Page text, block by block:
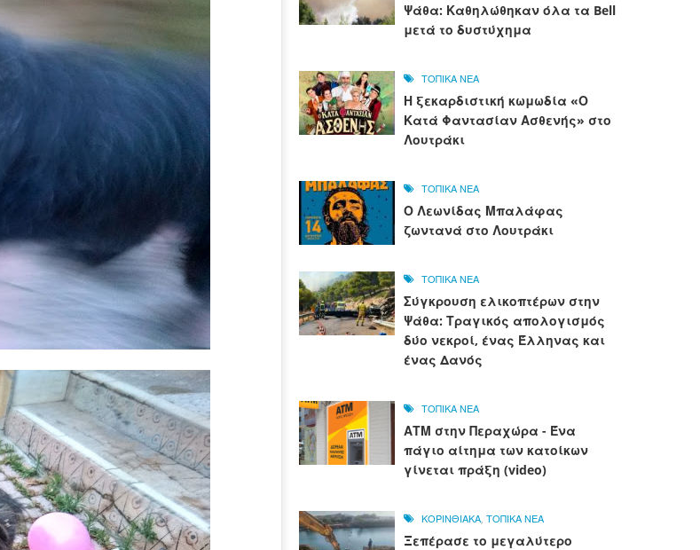
Ψάθα: Καθηλώθηκαν όλα τα Bell
μετά το δυστύχημα
ΤΟΠΙΚΑ ΝΕΑ
Η ξεκαρδιστική κωμωδία «Ο
Κατά Φαντασίαν Ασθενής» στο
Λουτράκι
ΤΟΠΙΚΑ ΝΕΑ
Ο Λεωνίδας Μπαλάφας
ζωντανά στο Λουτράκι
ΤΟΠΙΚΑ ΝΕΑ
Σύγκρουση ελικοπτέρων στην
Ψάθα: Τραγικός απολογισμός
δύο νεκροί, ένας Έλληνας και
ένας Δανός
ΤΟΠΙΚΑ ΝΕΑ
ΑΤΜ στην Περαχώρα - Ένα
πάγιο αίτημα των κατοίκων
γίνεται πράξη (video)
ΚΟΡΙΝΘΙΑΚΑ, ΤΟΠΙΚΑ ΝΕΑ
Ξεπέρασε το μεγαλύτερο